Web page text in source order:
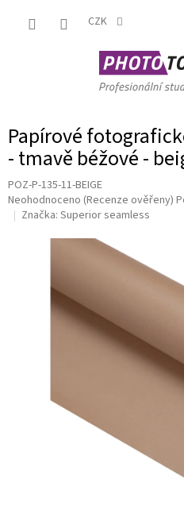
CZK
Papírové
- tmavě béžové -
POZ-P-135-11-BEIGE
Průměrné
hodnocení
hvězdiček.
Neohodnoceno (Recenze ověřeny)
Značka: Superior seamless